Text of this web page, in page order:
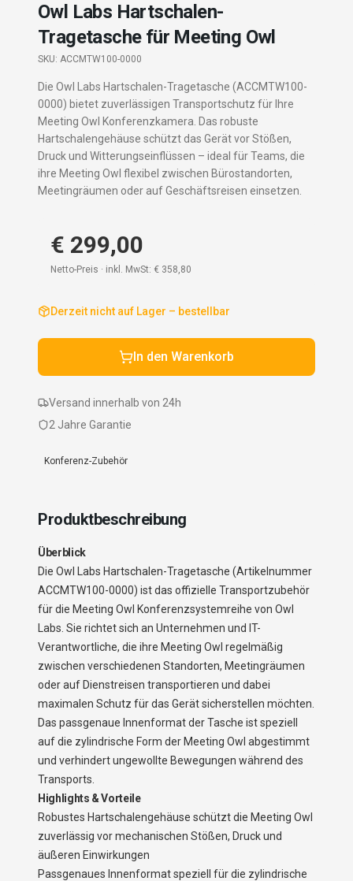
Owl Labs Hartschalen-
Tragetasche für Meeting Owl
SKU: ACCMTW100-0000
Die Owl Labs Hartschalen-Tragetasche (ACCMTW100-
0000) bietet zuverlässigen Transportschutz für Ihre
Meeting Owl Konferenzkamera. Das robuste
Hartschalengehäuse schützt das Gerät vor Stößen,
Druck und Witterungseinflüssen – ideal für Teams, die
ihre Meeting Owl flexibel zwischen Bürostandorten,
Meetingräumen oder auf Geschäftsreisen einsetzen.
€ 299,00
Netto-Preis · inkl. MwSt: € 358,80
Derzeit nicht auf Lager – bestellbar
In den Warenkorb
Versand innerhalb von 24h
2 Jahre Garantie
Konferenz-Zubehör
Produktbeschreibung
Überblick
Die Owl Labs Hartschalen-Tragetasche (Artikelnummer
ACCMTW100-0000) ist das offizielle Transportzubehör
für die Meeting Owl Konferenzsystemreihe von Owl
Labs. Sie richtet sich an Unternehmen und IT-
Verantwortliche, die ihre Meeting Owl regelmäßig
zwischen verschiedenen Standorten, Meetingräumen
oder auf Dienstreisen transportieren und dabei
maximalen Schutz für das Gerät sicherstellen möchten.
Das passgenaue Innenformat der Tasche ist speziell
auf die zylindrische Form der Meeting Owl abgestimmt
und verhindert ungewollte Bewegungen während des
Transports.
Highlights & Vorteile
Robustes Hartschalengehäuse schützt die Meeting Owl
zuverlässig vor mechanischen Stößen, Druck und
äußeren Einwirkungen
Passgenaues Innenformat speziell für die zylindrische